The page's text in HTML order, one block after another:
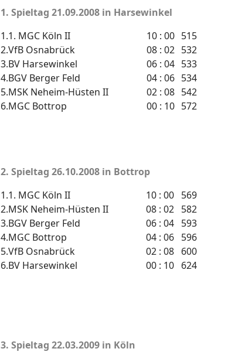
1. Spieltag 21.09.2008 in Harsewinkel
1.1. MGC Köln II 10 : 00 515
2.VfB Osnabrück 08 : 02 532
3.BV Harsewinkel 06 : 04 533
4.BGV Berger Feld 04 : 06 534
5.MSK Neheim-Hüsten II 02 : 08 542
6.MGC Bottrop 00 : 10 572
2. Spieltag 26.10.2008 in Bottrop
1.1. MGC Köln II 10 : 00 569
2.MSK Neheim-Hüsten II 08 : 02 582
3.BGV Berger Feld 06 : 04 593
4.MGC Bottrop 04 : 06 596
5.VfB Osnabrück 02 : 08 600
6.BV Harsewinkel 00 : 10 624
3. Spieltag 22.03.2009 in Köln